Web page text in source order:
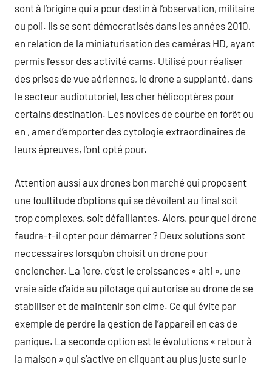
sont à l’origine qui a pour destin à l’observation, militaire
ou poli. Ils se sont démocratisés dans les années 2010,
en relation de la miniaturisation des caméras HD, ayant
permis l’essor des activité cams. Utilisé pour réaliser
des prises de vue aériennes, le drone a supplanté, dans
le secteur audiotutoriel, les cher hélicoptères pour
certains destination. Les novices de courbe en forêt ou
en , amer d’emporter des cytologie extraordinaires de
leurs épreuves, l’ont opté pour.
Attention aussi aux drones bon marché qui proposent
une foultitude d’options qui se dévoilent au final soit
trop complexes, soit défaillantes. Alors, pour quel drone
faudra-t-il opter pour démarrer ? Deux solutions sont
neccessaires lorsqu’on choisit un drone pour
enclencher. La 1ere, c’est le croissances « alti », une
vraie aide d’aide au pilotage qui autorise au drone de se
stabiliser et de maintenir son cime. Ce qui évite par
exemple de perdre la gestion de l’appareil en cas de
panique. La seconde option est le évolutions « retour à
la maison » qui s’active en cliquant au plus juste sur le